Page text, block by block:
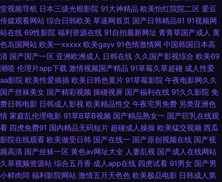
利视频导航 欧美a在线 91白虎 91传媒入口 中日韩综合色图区 亚洲超碰自拍
91c网站 91豆花永久网站在线观看 91操碰免费视频t 影音先锋秋霞电影 中日
韩无码不卡 五月天福利网 91av免费视频 伊人9草在线 91福利视频网 91国产
资源 91副利社 91传禖 中文字幕91 中韩毛片精品基地 亚州欧美日韩综合在线
超碰91人人人人人乐 深夜成人三级免费网站 在线成人影音先锋av 在线国产
在线国产 91视在线视频 91豆花精品 青青草一起艹 91情爱网 午夜国产福利一
区二区 久久精品中文字幕麻豆 91国产 91国产精品乱码久久 91Pron在线观
91无探 91在线观看免费 91影音资源 91熟女露脸视频 91女生裸视频在线看
堂视频导航 日本三级光棍影院 91大神精品 欧美怡红院院二区 爱豆
传媒观看网站 综合日韩欧美 草逼网首页 国产日韩精品91 91视频网
站在线 69性影院 福利资源在线 91自拍最新网址 青青草国产成人 黄
色岛国网站 欧美一xxxxx 欧美gayv 91色情激情网 中国韩国日本高
清 国产国产一区 亚洲欧洲成人 日韩在线 久久国产影视综合 欧美69
潮喷 伦理片app下载 激情视频国产精品 91草莓久草超碰 成人性爱
aa影院 欧美性爱插插 欧美日韩色黄片 91草莓影院 午夜电影网久久
国产丝袜美女 国产精彩视频 操碰视屏 国产福利在线 91久久影院 免
费日韩电影 日韩成人影视 欧美精品性交 午夜宅男免费 另类亚洲色
情 家庭乱伦理电影 91草B草B视频 国产精品熟女一 国产巨乳在线观
看 四虎免费91 国内精品无码短片 超碰成人操操 欧美猛交视频 西瓜
影院在线观看 欧美做受日韩 国产在线一 国产原创视频在线 国产视
频高清 国产丝袜一区 黄色av网址大全 人妻乱视 国产成人在线网站
久草视频资源站 综合五月香 成人app在线 四虎试看 91男女 国产男
小鲜肉同 福利影院网站 激情五月天色色 欧美极品电影 日韩成人第